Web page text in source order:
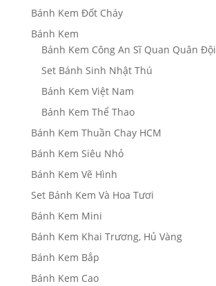
Bánh Kem Đốt Cháy
Bánh Kem
Bánh Kem Công An Sĩ Quan Quân Đội
Set Bánh Sinh Nhật Thú
Bánh Kem Việt Nam
Bánh Kem Thể Thao
Bánh Kem Thuần Chay HCM
Bánh Kem Siêu Nhỏ
Bánh Kem Vẽ Hình
Set Bánh Kem Và Hoa Tươi
Bánh Kem Mini
Bánh Kem Khai Trương, Hủ Vàng
Bánh Kem Bắp
Bánh Kem Cao